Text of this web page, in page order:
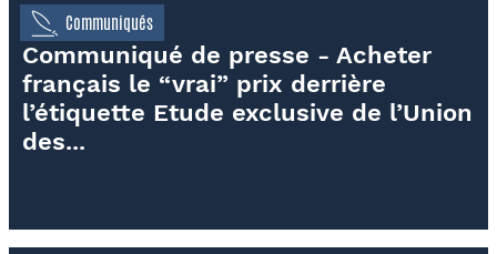
Communiqués
Communiqué de presse - Acheter
français le “vrai” prix derrière
l’étiquette Etude exclusive de l’Union
des...